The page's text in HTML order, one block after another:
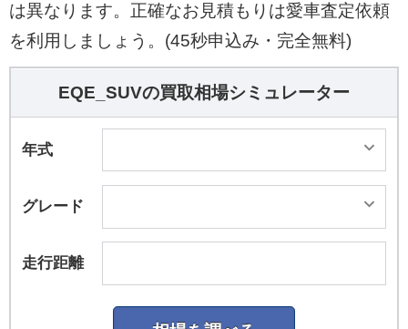
コントロールに統合制御されている。 その他、車
両接近通報装置や予防的乗員保護システム「PRE-
SAFE」、アクティブディスタンスアシスト・デ
ィストロニック (自動再発進機能付)、アクティブ
ステアリングアシストなどを標準で装備している
のも「メルセデスAMG EQE」と同様だ。
は異なります。正確なお見積もりは愛車査定依頼
を利用しましょう。(45秒申込み・完全無料)
EQE_SUVの買取相場シミュレーター
年式
グレード
走行距離